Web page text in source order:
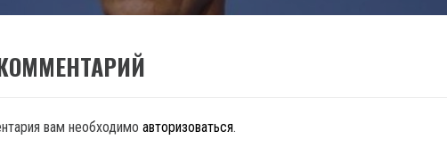
вам необходимо авторизоваться.